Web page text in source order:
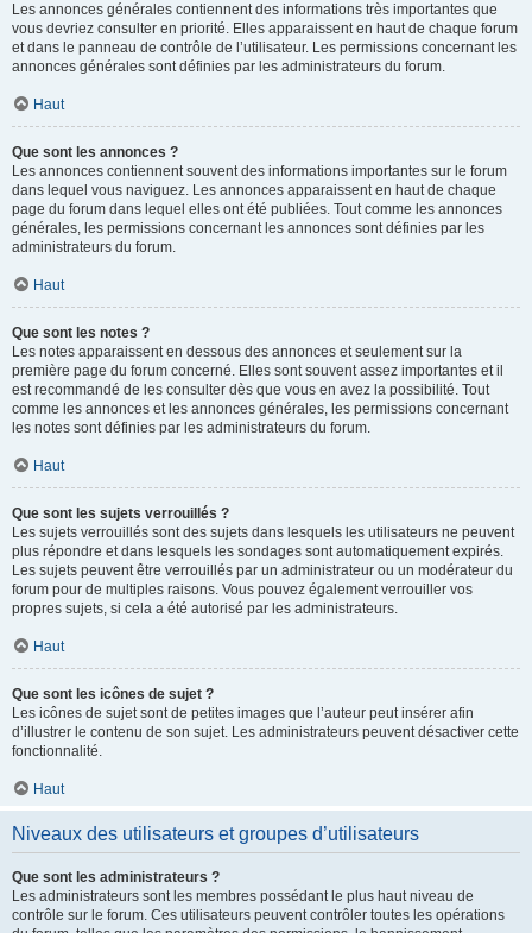
Les annonces générales contiennent des informations très importantes que
vous devriez consulter en priorité. Elles apparaissent en haut de chaque forum
et dans le panneau de contrôle de l’utilisateur. Les permissions concernant les
annonces générales sont définies par les administrateurs du forum.
Haut
Que sont les annonces ?
Les annonces contiennent souvent des informations importantes sur le forum
dans lequel vous naviguez. Les annonces apparaissent en haut de chaque
page du forum dans lequel elles ont été publiées. Tout comme les annonces
générales, les permissions concernant les annonces sont définies par les
administrateurs du forum.
Haut
Que sont les notes ?
Les notes apparaissent en dessous des annonces et seulement sur la
première page du forum concerné. Elles sont souvent assez importantes et il
est recommandé de les consulter dès que vous en avez la possibilité. Tout
comme les annonces et les annonces générales, les permissions concernant
les notes sont définies par les administrateurs du forum.
Haut
Que sont les sujets verrouillés ?
Les sujets verrouillés sont des sujets dans lesquels les utilisateurs ne peuvent
plus répondre et dans lesquels les sondages sont automatiquement expirés.
Les sujets peuvent être verrouillés par un administrateur ou un modérateur du
forum pour de multiples raisons. Vous pouvez également verrouiller vos
propres sujets, si cela a été autorisé par les administrateurs.
Haut
Que sont les icônes de sujet ?
Les icônes de sujet sont de petites images que l’auteur peut insérer afin
d’illustrer le contenu de son sujet. Les administrateurs peuvent désactiver cette
fonctionnalité.
Haut
Niveaux des utilisateurs et groupes d’utilisateurs
Que sont les administrateurs ?
Les administrateurs sont les membres possédant le plus haut niveau de
contrôle sur le forum. Ces utilisateurs peuvent contrôler toutes les opérations